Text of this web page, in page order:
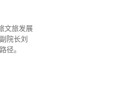
文旅发展
院长刘
径。